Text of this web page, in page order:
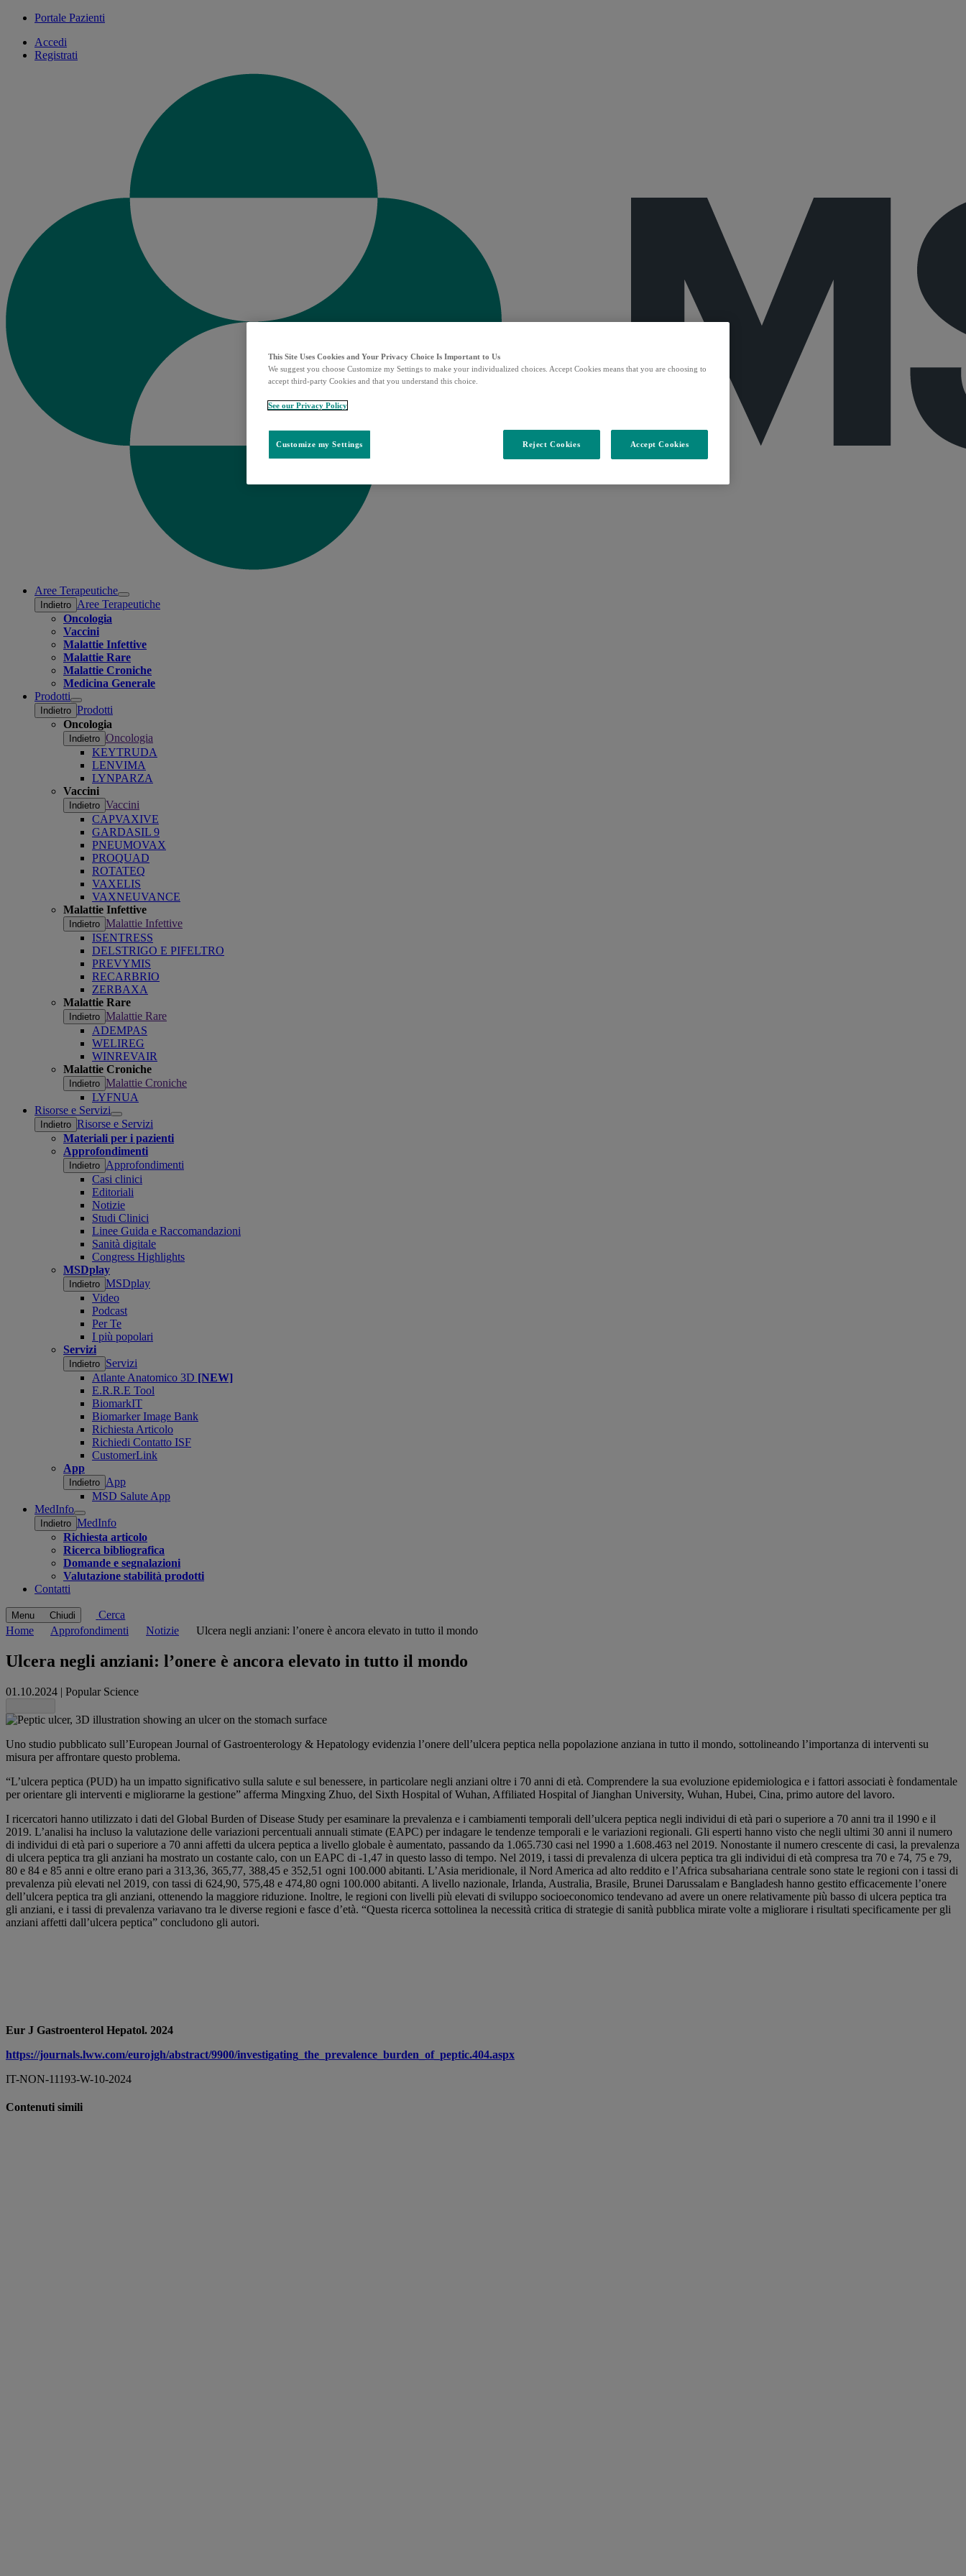
Portale Pazienti
Accedi
Registrati
Aree Terapeutiche
Open
submenu
Indietro Aree Terapeutiche
Oncologia
Vaccini
Malattie Infettive
Malattie Rare
Malattie Croniche
Medicina Generale
Prodotti
Open
submenu
Indietro Prodotti
Oncologia
Indietro Oncologia
KEYTRUDA
LENVIMA
LYNPARZA
Vaccini
Indietro Vaccini
CAPVAXIVE
GARDASIL 9
PNEUMOVAX
PROQUAD
ROTATEQ
VAXELIS
VAXNEUVANCE
Malattie Infettive
Indietro Malattie Infettive
ISENTRESS
DELSTRIGO E PIFELTRO
PREVYMIS
RECARBRIO
ZERBAXA
Malattie Rare
Indietro Malattie Rare
ADEMPAS
WELIREG
WINREVAIR
Malattie Croniche
Indietro Malattie Croniche
LYFNUA
Risorse e Servizi
Open
submenu
Indietro Risorse e Servizi
Materiali per i pazienti
Approfondimenti
Indietro Approfondimenti
Casi clinici
Editoriali
Notizie
Studi Clinici
Linee Guida e Raccomandazioni
Sanità digitale
Congress Highlights
MSDplay
Indietro MSDplay
Video
Podcast
Per Te
I più popolari
Servizi
Indietro Servizi
Atlante Anatomico 3D [NEW]
E.R.R.E Tool
BiomarkIT
Biomarker Image Bank
Richiesta Articolo
Richiedi Contatto ISF
CustomerLink
App
Indietro App
MSD Salute App
MedInfo
Open
submenu
Indietro MedInfo
Richiesta articolo
Ricerca bibliografica
Domande e segnalazioni
Valutazione stabilità prodotti
Contatti
Menu Chiudi
Cerca
Home
Approfondimenti Notizie Ulcera negli anziani: l’onere è ancora elevato in tutto il mondo
Ulcera negli anziani: l’onere è ancora elevato in tutto il mondo
01.10.2024 | Popular Science
Uno studio pubblicato sull’European Journal of Gastroenterology & Hepatology evidenzia l’onere dell’ulcera peptica nella popolazione anziana in tutto il mondo, sottolineando l’importanza di interventi su
misura per affrontare questo problema.
“L’ulcera peptica (PUD) ha un impatto significativo sulla salute e sul benessere, in particolare negli anziani oltre i 70 anni di età. Comprendere la sua evoluzione epidemiologica e i fattori associati è fondamentale
per orientare gli interventi e migliorarne la gestione” afferma Mingxing Zhuo, del Sixth Hospital of Wuhan, Affiliated Hospital of Jianghan University, Wuhan, Hubei, Cina, primo autore del lavoro.
I ricercatori hanno utilizzato i dati del Global Burden of Disease Study per esaminare la prevalenza e i cambiamenti temporali dell’ulcera peptica negli individui di età pari o superiore a 70 anni tra il 1990 e il
2019. L’analisi ha incluso la valutazione delle variazioni percentuali annuali stimate (EAPC) per indagare le tendenze temporali e le variazioni regionali. Gli esperti hanno visto che negli ultimi 30 anni il numero
di individui di età pari o superiore a 70 anni affetti da ulcera peptica a livello globale è aumentato, passando da 1.065.730 casi nel 1990 a 1.608.463 nel 2019. Nonostante il numero crescente di casi, la prevalenza
di ulcera peptica tra gli anziani ha mostrato un costante calo, con un EAPC di -1,47 in questo lasso di tempo. Nel 2019, i tassi di prevalenza di ulcera peptica tra gli individui di età compresa tra 70 e 74, 75 e 79,
80 e 84 e 85 anni e oltre erano pari a 313,36, 365,77, 388,45 e 352,51 ogni 100.000 abitanti. L’Asia meridionale, il Nord America ad alto reddito e l’Africa subsahariana centrale sono state le regioni con i tassi di
prevalenza più elevati nel 2019, con tassi di 624,90, 575,48 e 474,80 ogni 100.000 abitanti. A livello nazionale, Irlanda, Australia, Brasile, Brunei Darussalam e Bangladesh hanno gestito efficacemente l’onere
dell’ulcera peptica tra gli anziani, ottenendo la maggiore riduzione. Inoltre, le regioni con livelli più elevati di sviluppo socioeconomico tendevano ad avere un onere relativamente più basso di ulcera peptica tra
gli anziani, e i tassi di prevalenza variavano tra le diverse regioni e fasce d’età. “Questa ricerca sottolinea la necessità critica di strategie di sanità pubblica mirate volte a migliorare i risultati specificamente per gli
anziani affetti dall’ulcera peptica” concludono gli autori.
Eur J Gastroenterol Hepatol. 2024
https://journals.lww.com/eurojgh/abstract/9900/investigating_the_prevalence_burden_of_peptic.404.aspx
IT-NON-11193-W-10-2024
Contenuti simili
This Site Uses Cookies and Your Privacy Choice Is Important to Us
We suggest you choose Customize my Settings to make your individualized choices. Accept Cookies means that you are choosing to
accept third-party Cookies and that you understand this choice.
See our Privacy Policy
Customize my Settings Reject Cookies Accept Cookies